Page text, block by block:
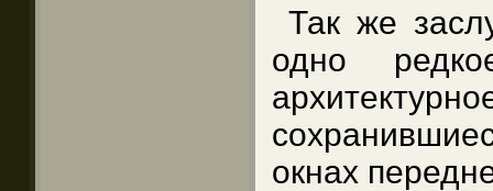
Так же
одно
окнах